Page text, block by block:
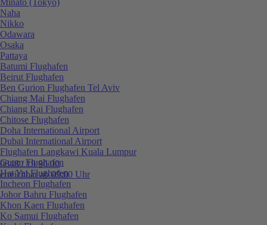
0848 / 19 96 00
erreichbar ab 09:00 Uhr
Naha
Nikko
Odawara
Osaka
Pattaya
Batumi Flughafen
Beirut Flughafen
Ben Gurion Flughafen Tel Aviv
Chiang Mai Flughafen
Chiang Rai Flughafen
Chitose Flughafen
Doha International Airport
Dubai International Airport
Flughafen Langkawi Kuala Lumpur
Guam Flughafen
Hat Yai Flughafen
Incheon Flughafen
Johor Bahru Flughafen
Khon Kaen Flughafen
Ko Samui Flughafen